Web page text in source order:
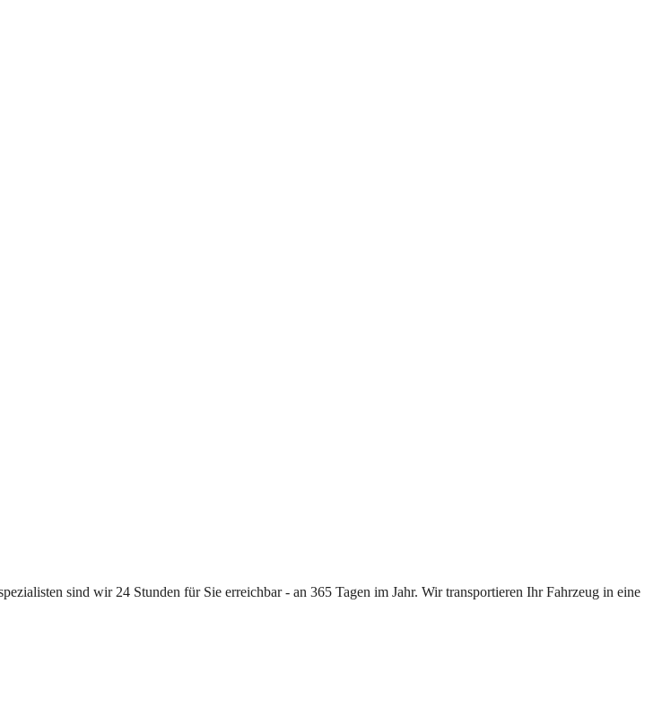
sind wir 24 Stunden für Sie erreichbar - an 365 Tagen im Jahr. Wir transportieren Ihr Fahrzeug in eine